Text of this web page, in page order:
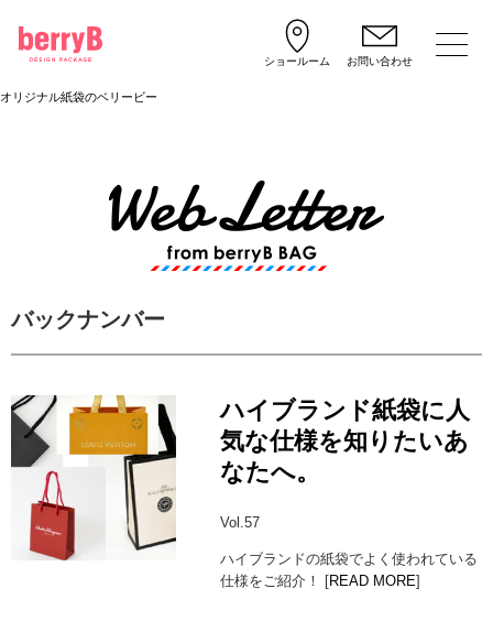
ショールーム お問い合わせ
オリジナル紙袋のベリービー
バックナンバー
ハイブランド紙袋に人
気な仕様を知りたいあ
なたへ。
Vol.57
ハイブランドの紙袋でよく使われている
仕様をご紹介！ [READ MORE]